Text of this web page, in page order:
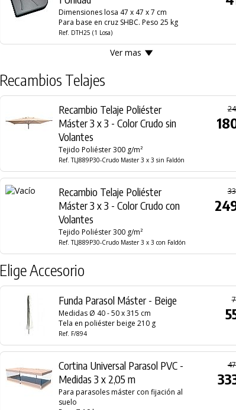
Dimensiones losa 47 x 47 x 7 cm
Para base en cruz SHBC. Peso 25 kg
Ref. DTH25 (1 Losa)
Ver mas
Recambios Telajes
Recambio Telaje Poliéster
Máster 3 x 3 - Color Crudo sin
Volantes
Tejido Poliéster 300 g/m²
Ref. TLJ889P30-Crudo Master 3 x 3 sin Faldón
Recambio Telaje Poliéster
Máster 3 x 3 - Color Crudo con
Volantes
Tejido Poliéster 300 g/m²
Ref. TLJ889P30-Crudo Master 3 x 3 con Faldón
Elige Accesorio
Funda Parasol Máster - Beige
Medidas Ø 40 - 50 x 315 cm
Tela en poliéster beige 210 g
Ref. F/894
Cortina Universal Parasol PVC -
Medidas 3 x 2,05 m
Para parasoles máster con fijación al
suelo